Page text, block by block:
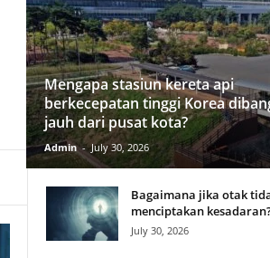
Mengapa stasiun kereta api
berkecepatan tinggi Korea
jauh dari pusat kota?
Admin - July 30, 2026
Bagaimana jika otak
menciptakan
July 30, 2026